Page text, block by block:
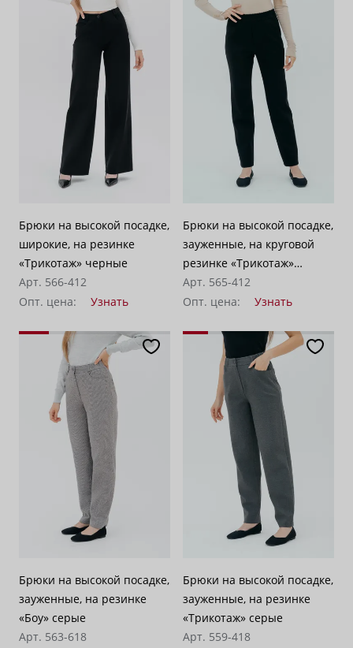
Брюки на высокой посадке,
широкие, на резинке
«Трикотаж» черные
Арт. 566-412
Опт. цена:
Узнать
Брюки на высокой посадке,
зауженные, на круговой
резинке «Трикотаж»
черные
Арт. 565-412
Опт. цена:
Узнать
Брюки на высокой посадке,
зауженные, на резинке
«Боу» серые
Арт. 563-618
Брюки на высокой посадке,
зауженные, на резинке
«Трикотаж» серые
Арт. 559-418